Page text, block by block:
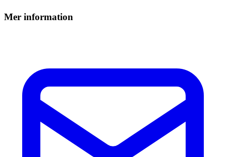
Mer information